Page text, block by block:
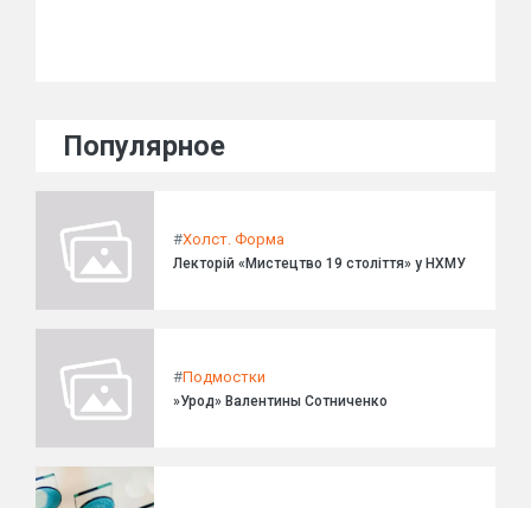
Популярное
#Холст. Форма
Лекторій «Мистецтво 19 століття» у НХМУ
#Подмостки
»Урод» Валентины Сотниченко